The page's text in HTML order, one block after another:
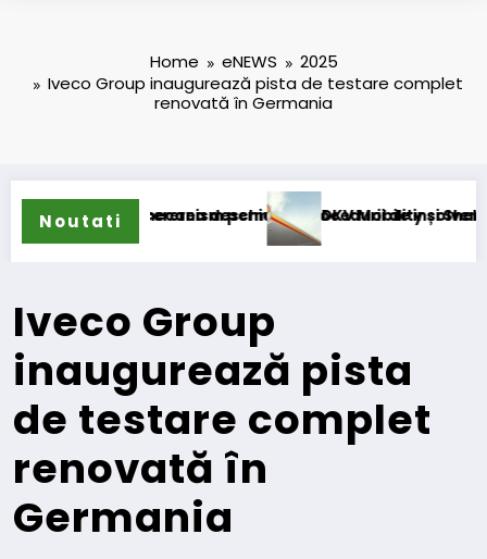
Home eNEWS
2025
Iveco Group inaugurează pista de testare complet
renovată în Germania
Noutatipermanent
cererea deschiderii procedurii de insolvență
DKV Mobility și Shell își extind
Iveco Group
inaugurează pista
de testare complet
renovată în
Germania